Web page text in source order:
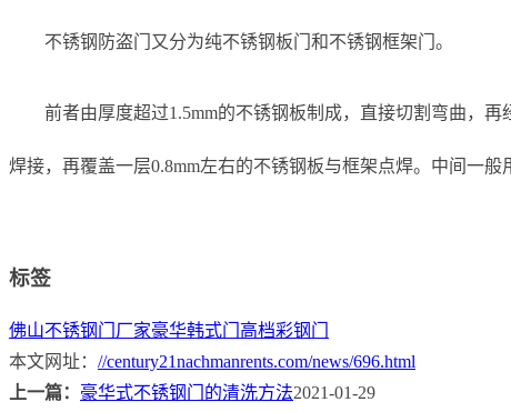
不锈钢防盗门又分为纯不锈钢板门和不锈钢框架门。
前者由厚度超过1.5mm的不锈钢板制成，直接切割弯曲，
焊接，再覆盖一层0.8mm左右的不锈钢板与框架点焊。中间一般
标签
佛山不锈钢门厂家豪华韩式门 高档彩钢门
本文网址： //century21nachmanrents.com/news/696.html
上一篇： 豪华式不锈钢门的清洗方法2021-01-29